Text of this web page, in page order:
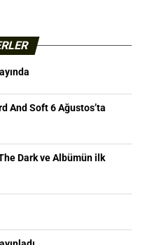
And Soft 6 Ağustos’ta
Dark ve Albümün ilk